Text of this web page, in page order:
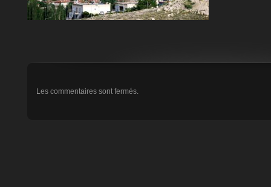
Les commentaires sont fermés.